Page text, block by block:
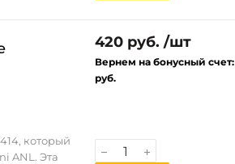
который
ANL. Эта
420 руб. /шт
Вернем на бонусный счет:
руб.